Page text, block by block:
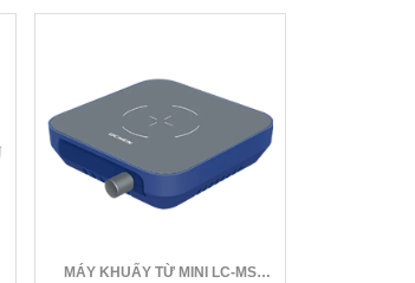
MÁY KHUẤY TỪ MINI LC-MS